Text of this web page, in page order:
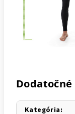
Kategória: